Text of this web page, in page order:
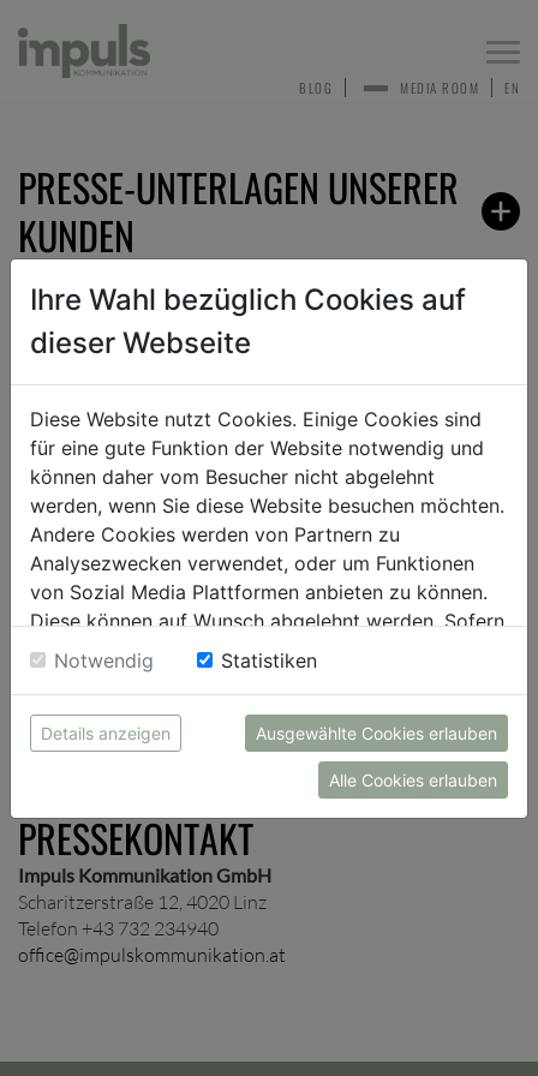
EN
MEDIA ROOM
BLOG
PRESSE-UNTERLAGEN UNSERER
KUNDEN
ZURÜCK
ANMELDEN ZUM PRESSEVERTEILER
Sehr gerne nehmen wir dich in unseren
Presseverteiler auf und schicken dir je nach Wunsch
unternehmens- und/oder themenspezifische
Presseinformationen zu.
PRESSEKONTAKT
Impuls Kommunikation GmbH
Scharitzerstraße 12, 4020 Linz
Telefon +43 732 234940
office@impulskommunikation.at
Ihre Wahl bezüglich Cookies auf
dieser Webseite
Diese Website nutzt Cookies. Einige Cookies sind
für eine gute Funktion der Website notwendig und
können daher vom Besucher nicht abgelehnt
werden, wenn Sie diese Website besuchen möchten.
Andere Cookies werden von Partnern zu
Analysezwecken verwendet, oder um Funktionen
von Sozial Media Plattformen anbieten zu können.
Diese können auf Wunsch abgelehnt werden. Sofern
sie unsere Webseite weiter nutzen, geben Sie
Einwilligung zu unseren Cookies.
Notwendig Statistiken
Details anzeigen Ausgewählte Cookies erlauben
Alle Cookies erlauben